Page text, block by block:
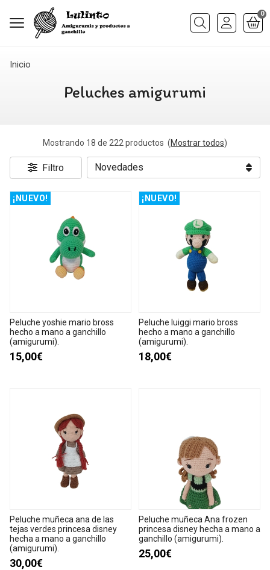
Buscar
0
Inicio
Peluches amigurumi
Mostrando 18 de 222 productos (Mostrar todos)
Filtro
¡NUEVO!
Peluche yoshie mario bross
hecho a mano a ganchillo
(amigurumi).
15,00€
¡NUEVO!
Peluche luiggi mario bross
hecho a mano a ganchillo
(amigurumi).
18,00€
Peluche muñeca ana de las
tejas verdes princesa disney
hecha a mano a ganchillo
(amigurumi).
30,00€
Peluche muñeca Ana frozen
princesa disney hecha a mano a
ganchillo (amigurumi).
25,00€